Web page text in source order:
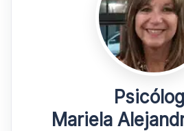
Mariela